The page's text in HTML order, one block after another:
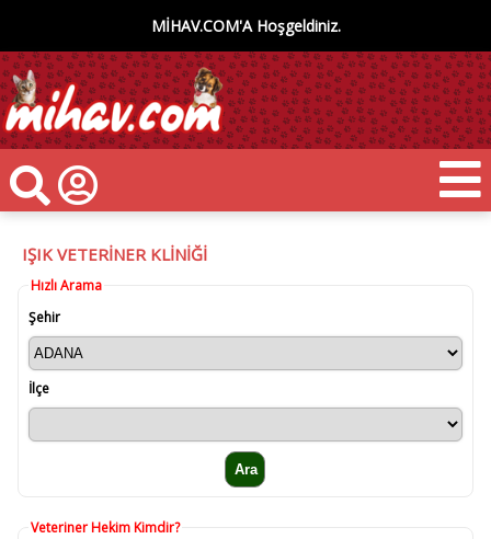
MİHAV.COM'A Hoşgeldiniz.
IŞIK VETERİNER KLİNİĞİ
Hızlı Arama
Şehir
İlçe
Veteriner Hekim Kimdir?